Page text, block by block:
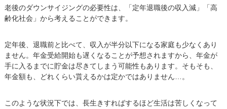
老後のダウンサイジングの必要性は、「定年退職後の収入減」「高
齢化社会」から考えることができます。
定年後、退職前と比べて、収入が半分以下になる家庭も少なくあり
ません。年金受給開始も遅くなることが予想されますから、年金が
手に入るまでに貯金は尽きてしまう可能性もあります。そもそも、
年金額も、どれくらい貰えるかは定かではありません…。
このような状況下では、長生きすればするほど生活は苦しくなって